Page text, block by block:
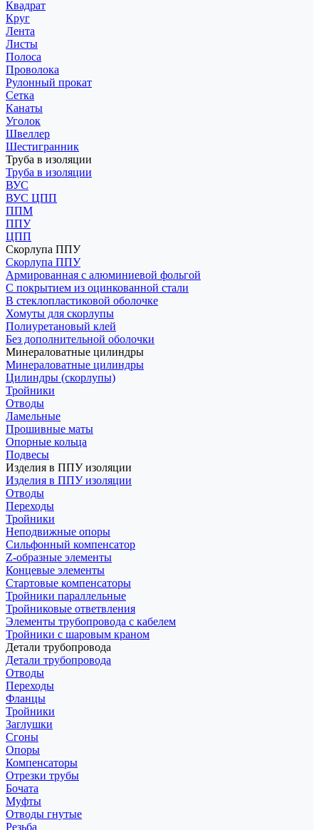
Квадрат
Круг
Лента
Листы
Полоса
Проволока
Рулонный прокат
Сетка
Канаты
Уголок
Швеллер
Шестигранник
Труба в изоляции
Труба в изоляции
ВУС
ВУС ЦПП
ППМ
ППУ
ЦПП
Скорлупа ППУ
Скорлупа ППУ
Армированная с алюминиевой фольгой
С покрытием из оцинкованной стали
В стеклопластиковой оболочке
Хомуты для скорлупы
Полиуретановый клей
Без дополнительной оболочки
Минераловатные цилиндры
Минераловатные цилиндры
Цилиндры (скорлупы)
Тройники
Отводы
Ламельные
Прошивные маты
Опорные кольца
Подвесы
Изделия в ППУ изоляции
Изделия в ППУ изоляции
Отводы
Переходы
Тройники
Неподвижные опоры
Cильфонный компенсатор
Z-образные элементы
Концевые элементы
Стартовые компенсаторы
Тройники параллельные
Тройниковые ответвления
Элементы трубопровода с кабелем
Тройники с шаровым краном
Детали трубопровода
Детали трубопровода
Отводы
Переходы
Фланцы
Тройники
Заглушки
Сгоны
Опоры
Компенсаторы
Отрезки трубы
Бочата
Муфты
Отводы гнутые
Резьба